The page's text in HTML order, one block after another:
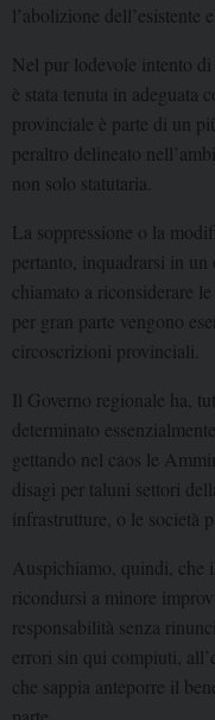
l’abolizione dell’esistente
Nel pur lodevole intento
è stata tenuta in adeguata
provinciale è parte di un
peraltro delineato
non solo statutaria.
La soppressione o la
pertanto, inquadrarsi in
chiamato a riconsiderare
per gran parte vengono
circoscrizioni provinciali.
Il Governo regionale ha,
determinato
gettando nel caos le
disagi per taluni settori
infrastrutture, o le società
Auspichiamo, quindi, che
ricondursi a minore
responsabilità senza
errori sin qui compiuti,
che sappia anteporre il